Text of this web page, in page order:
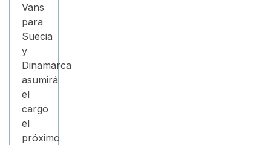
Vans
para
Suecia
y
Dinamarca
asumirá
el
cargo
el
próximo